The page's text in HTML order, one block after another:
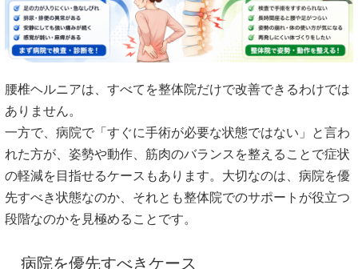
腰椎ヘルニアは、すべてを整体院だけで改善できるわけでは
ありません。
一方で、病院で「すぐに手術が必要な状態ではない」と言わ
れた方が、姿勢や動作、筋肉のバランスを整えることで症状
の軽減を目指せるケースもあります。大切なのは、病院を優
先すべき状態なのか、それとも整体院でのサポートが役立つ
段階なのかを見極めることです。
病院を優先すべきケース